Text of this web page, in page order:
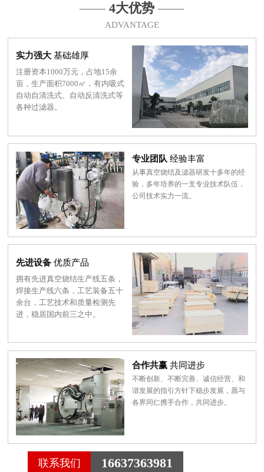
——4大优势 ——
ADVANTAGE
实力强大 基础雄厚
注册资本1000万元，占地15余
亩，生产面积7000㎡，有内吸式
自动自清洗式、自动反清洗式等
各种过滤器。
专业团队 经验丰富
从事真空烧结及滤器研发十多年的经
验，多年培养的一支专业技术队伍，
公司技术实力一流。
先进设备 优质产品
拥有先进真空烧结生产线五条，
焊接生产线六条，工艺装备五十
余台，工艺技术和质量检测先
进，稳居国内前三之中。
合作共赢 共同进步
不断创新、不断完善、诚信经营、和
谐发展的指引方针下稳步发展，愿与
各界同仁携手合作，共同进步。
联系我们 16637363981